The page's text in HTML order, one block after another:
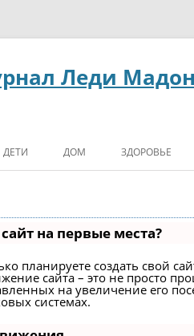
Леди
ДЕТИ ДОМ ЗДОРОВЬЕ
на первые места?
планируете создать свой
сайта – это не просто
на увеличение его
системах.